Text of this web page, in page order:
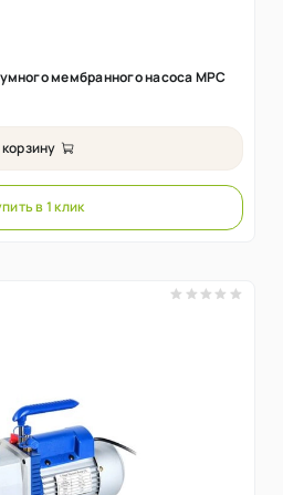
мембранного насоса MPC
в 1 клик